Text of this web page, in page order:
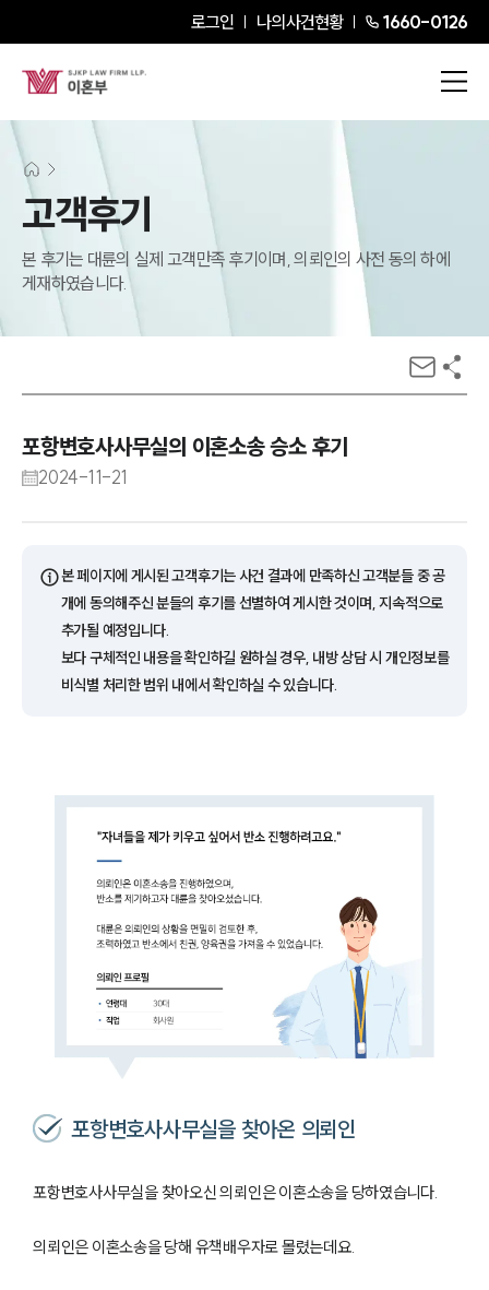
로그인 나의사건현황 1660-0126
고객후기
본 후기는 대륜의 실제 고객만족 후기이며, 의뢰인의 사전 동의 하에
게재하였습니다.
포항변호사사무실의 이혼소송 승소 후기
2024-11-21
ⓘ본 페이지에 게시된 고객후기는 사건 결과에 만족하신 고객분들 중 공
개에 동의해주신 분들의 후기를 선별하여 게시한 것이며, 지속적으로
추가될 예정입니다.
보다 구체적인 내용을 확인하길 원하실 경우, 내방 상담 시 개인정보를
비식별 처리한 범위 내에서 확인하실 수 있습니다.
포항변호사사무실을 찾아온 의뢰인
포항변호사사무실을 찾아오신 의뢰인은 이혼소송을 당하였습니다.
의뢰인은 이혼소송을 당해 유책배우자로 몰렸는데요.